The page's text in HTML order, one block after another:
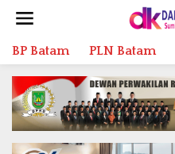
BP Batam PLN Batam